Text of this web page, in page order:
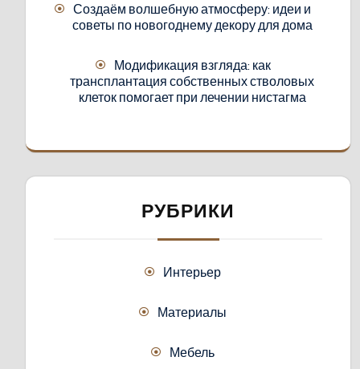
Создаём волшебную атмосферу: идеи и
советы по новогоднему декору для дома
Модификация взгляда: как
трансплантация собственных стволовых
клеток помогает при лечении нистагма
РУБРИКИ
Интерьер
Материалы
Мебель